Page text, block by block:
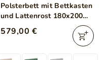
Polsterbett mit Bettkasten
und Lattenrost 180x200
Monza Beige
579,00 €